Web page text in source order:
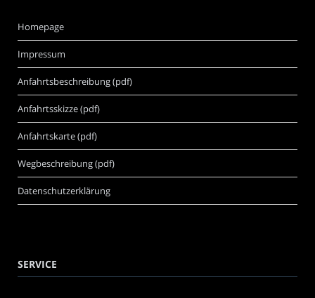
Homepage
Impressum
Anfahrtsbeschreibung (pdf)
Anfahrtsskizze (pdf)
Anfahrtskarte (pdf)
Wegbeschreibung (pdf)
Datenschutzerklärung
SERVICE